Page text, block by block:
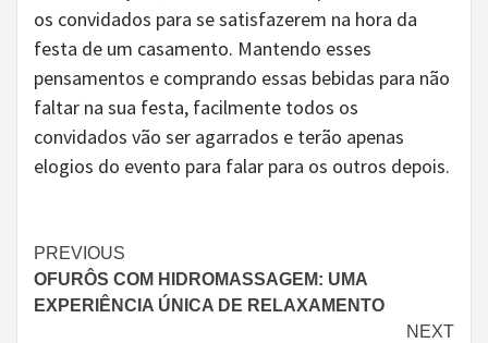
os convidados para se satisfazerem na hora da
festa de um casamento. Mantendo esses
pensamentos e comprando essas bebidas para não
faltar na sua festa, facilmente todos os
convidados vão ser agarrados e terão apenas
elogios do evento para falar para os outros depois.
Continue
Reading
PREVIOUS
OFURÔS COM HIDROMASSAGEM: UMA
EXPERIÊNCIA ÚNICA DE RELAXAMENTO
NEXT